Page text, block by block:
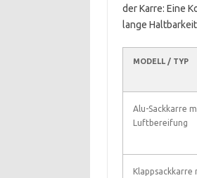
der Karre: Eine
lange
MODELL / TYP
Alu-Sackkarre
Luftbereifung
Klappsackkarre